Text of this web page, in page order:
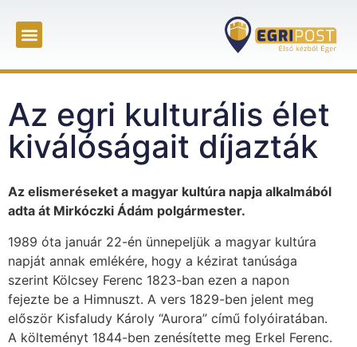
Az egri kulturális élet
kiválóságait díjazták
Az elismeréseket a magyar kultúra napja alkalmából
adta át Mirkóczki Ádám polgármester.
1989 óta január 22-én ünnepeljük a magyar kultúra
napját annak emlékére, hogy a kézirat tanúsága
szerint Kölcsey Ferenc 1823-ban ezen a napon
fejezte be a Himnuszt. A vers 1829-ben jelent meg
először Kisfaludy Károly “Aurora” című folyóiratában.
A költeményt 1844-ben zenésítette meg Erkel Ferenc.